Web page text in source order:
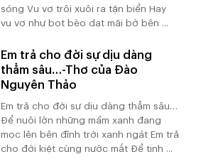
sóng Vu vơ trôi xuôi ra tận biển Hay
vu vơ như bọt bèo dạt mãi bờ bên ...
Em trả cho đời sự dịu dàng
thẳm sâu…-Thơ của Đào
Nguyên Thảo
Em trả cho đời sự dịu dàng thẳm sâu…
Để nuôi lớn những mầm xanh đang
mọc lên bên đỉnh trời xanh ngát Em trả
cho đời kiệt cùng nước mắt Để tinh ...